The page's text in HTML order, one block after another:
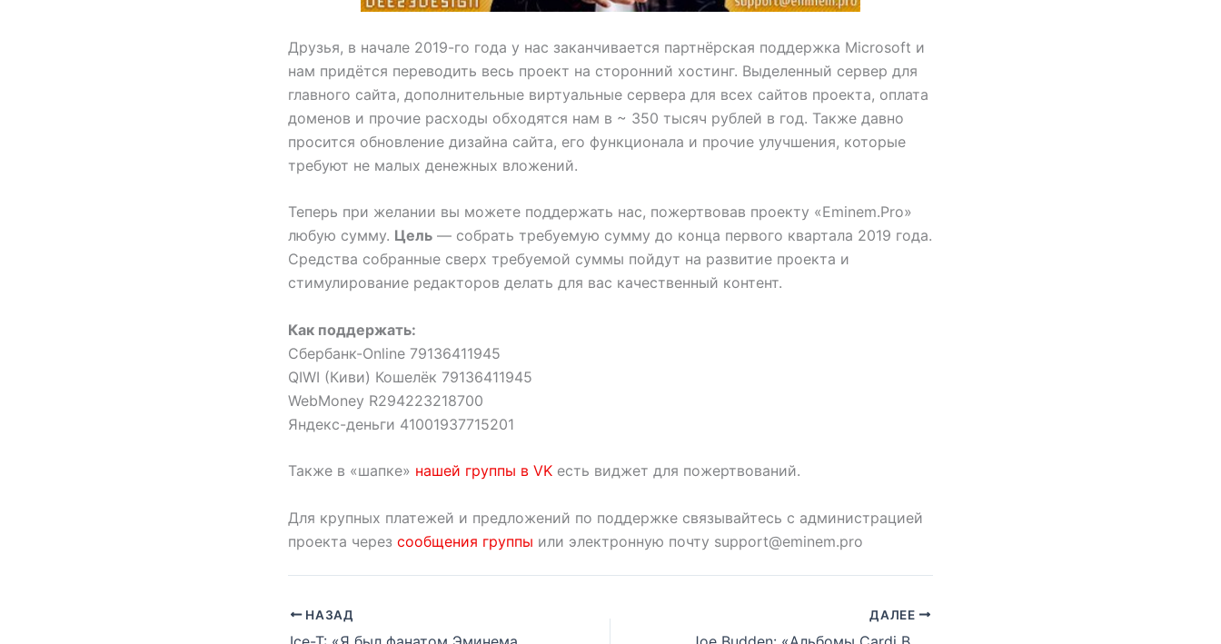
Друзья, в начале 2019-го года у нас заканчивается партнёрская поддержка Miсrosoft и
нам придётся переводить весь проект на сторонний хостинг. Выделенный сервер для
главного сайта, дополнительные виртуальные сервера для всех сайтов проекта, оплата
доменов и прочие расходы обходятся нам в ~ 350 тысяч рублей в год. Также давно
просится обновление дизайна сайта, его функционала и прочие улучшения, которые
требуют не малых денежных вложений.
Теперь при желании вы можете поддержать нас, пожертвовав проекту «Eminem.Pro»
любую сумму. Цель — собрать требуемую сумму до конца первого квартала 2019 года.
Средства собранные сверх требуемой суммы пойдут на развитие проекта и
стимулирование редакторов делать для вас качественный контент.
Как поддержать:
Сбербанк-Online 79136411945
QIWI (Киви) Кошелёк 79136411945
WebMoney R294223218700
Яндекс-деньги 41001937715201
Также в «шапке» нашей группы в VK есть виджет для пожертвований.
Для крупных платежей и предложений по поддержке связывайтесь с администрацией
проекта через сообщения группы или электронную почту support@eminem.pro
НАЗАД ДАЛЕЕ